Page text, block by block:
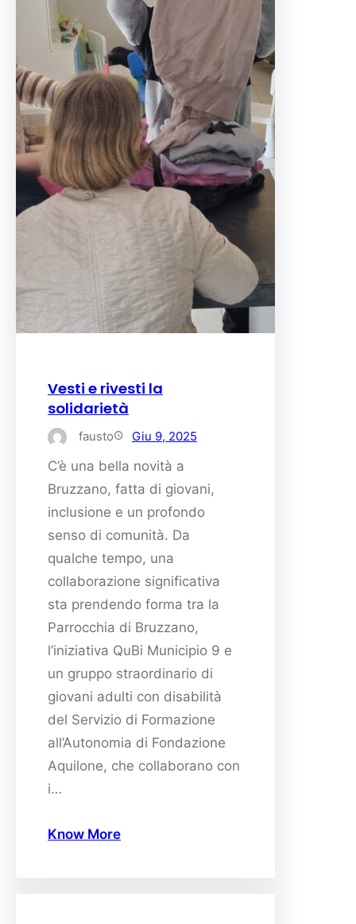
Vesti e rivesti la
solidarietà
fausto Giu 9, 2025
C’è una bella novità a
Bruzzano, fatta di giovani,
inclusione e un profondo
senso di comunità. Da
qualche tempo, una
collaborazione significativa
sta prendendo forma tra la
Parrocchia di Bruzzano,
l’iniziativa QuBi Municipio 9 e
un gruppo straordinario di
giovani adulti con disabilità
del Servizio di Formazione
all’Autonomia di Fondazione
Aquilone, che collaborano con
i…
Know More